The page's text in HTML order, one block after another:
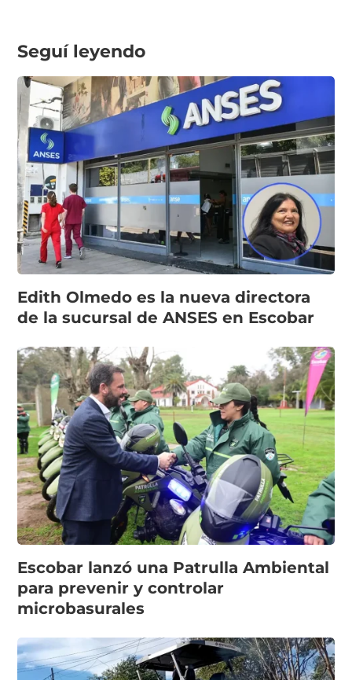
Seguí leyendo
Edith Olmedo es la nueva directora
de la sucursal de ANSES en Escobar
Escobar lanzó una Patrulla Ambiental
para prevenir y controlar
microbasurales